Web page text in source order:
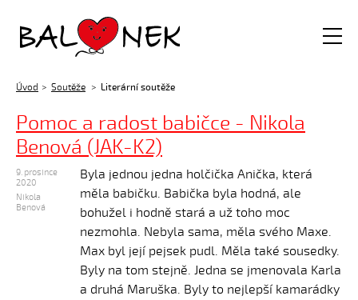
Balónek z.s.
Úvod Soutěže Literární soutěže
Pomoc a radost babičce - Nikola
Benová (JAK-K2)
9. prosince
2020
Nikola
Benová
Byla jednou jedna holčička Anička, která
měla babičku. Babička byla hodná, ale
bohužel i hodně stará a už toho moc
nezmohla. Nebyla sama, měla svého Maxe.
Max byl její pejsek pudl. Měla také sousedky.
Byly na tom stejně. Jedna se jmenovala Karla
a druhá Maruška. Byly to nejlepší kamarádky